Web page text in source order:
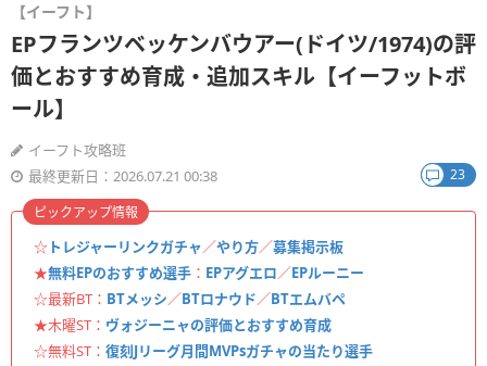
【イーフト】
EPフランツベッケンバウアー(ドイツ/1974)の評
価とおすすめ育成・追加スキル【イーフットボ
ール】
イーフト攻略班
最終更新日：2026.07.21 00:38
23
☆ トレジャーリンクガチャ／やり方／募集掲示板
★無料EPのおすすめ選手 ： EPアグエロ／EPルーニー
☆最新BT： BTメッシ／BTロナウド／BTエムバペ
★木曜ST： ヴォジーニャの評価とおすすめ育成
☆無料ST： 復刻Jリーグ月間MVPsガチャの当たり選手
ピックアップ情報